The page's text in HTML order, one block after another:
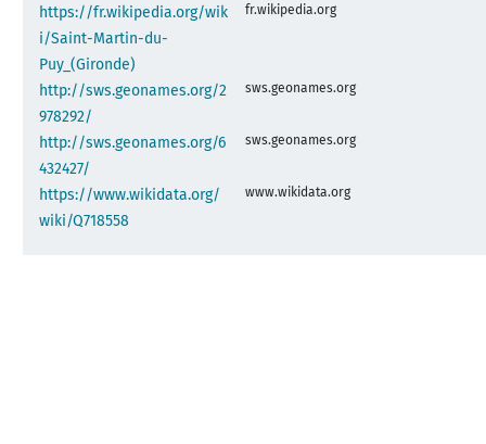
https://fr.wikipedia.org/wik
i/Saint-Martin-du-
Puy_(Gironde)
fr.wikipedia.org
http://sws.geonames.org/2
978292/
sws.geonames.org
http://sws.geonames.org/6
432427/
sws.geonames.org
https://www.wikidata.org/
wiki/Q718558
www.wikidata.org